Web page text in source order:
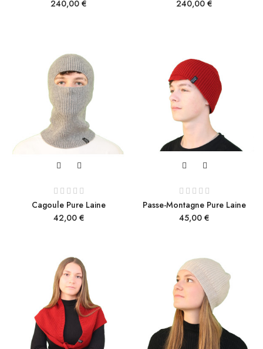
Prix
240,00 €
Prix
240,00 €
Cagoule Pure Laine
Prix
42,00 €
Passe-Montagne Pure Laine
Prix
45,00 €